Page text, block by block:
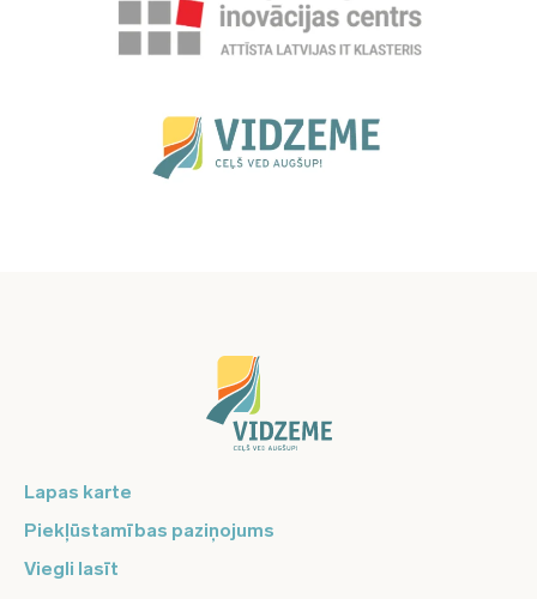
Lapas karte
Piekļūstamības paziņojums
Viegli lasīt